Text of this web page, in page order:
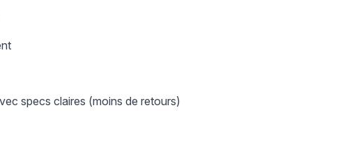
specs claires (moins de retours)